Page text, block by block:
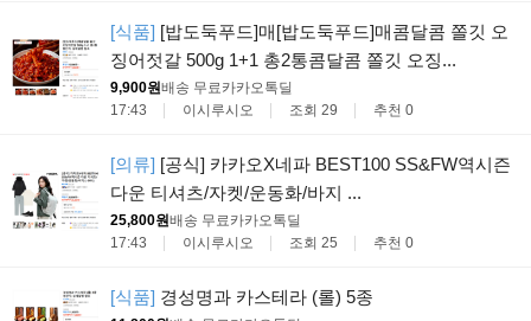
[식품] [밥도둑푸드]매[밥도둑푸드]매콤달콤 쫄깃 오
징어젓갈 500g 1+1 총2통콤달콤 쫄깃 오징...
9,900원배송 무료카카오톡딜
17:43
이시루시오 조회 29 추천 0
[의류] [공식] 카카오X네파 BEST100 SS&FW역시즌
다운 티셔츠/자켓/운동화/바지 ...
25,800원배송 무료카카오톡딜
17:43
이시루시오 조회 25 추천 0
[식품] 경성명과 카스테라 (롤) 5종